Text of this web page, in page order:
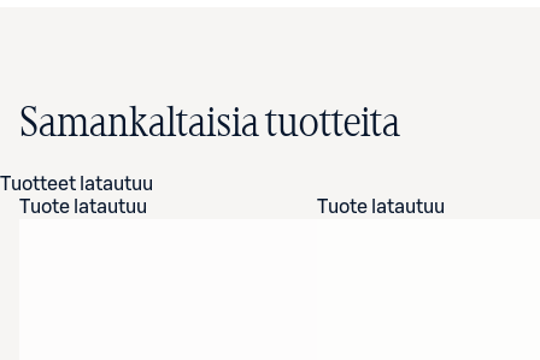
Samankaltaisia tuotteita
Tuotteet latautuu
Tuote latautuu
Tuote latautuu